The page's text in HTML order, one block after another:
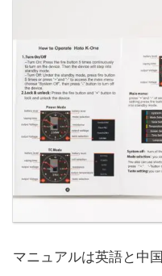
マニュアルは英語と中